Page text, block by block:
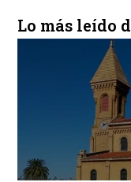
Lo más leído